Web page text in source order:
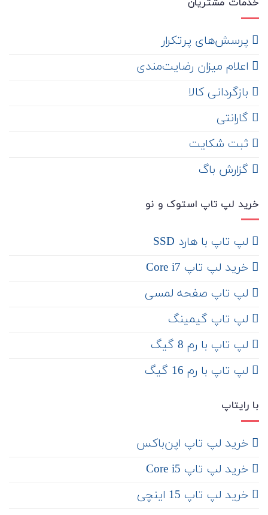
خدمات مشتریان
‌ پرسش‌های پرتکرار
اعلام میزان رضایت‌مندی
‌ بازگردانی کالا
گارانتی
ثبت شکایت
‌ گزارش باگ
خرید لپ تاپ استوک و نو
لپ تاپ با هارد SSD
خرید لپ تاپ Core i7
لپ تاپ صفحه لمسی
لپ تاپ گیمینگ
لپ تاپ با رم 8 گیگ
لپ تاپ با رم 16 گیگ
با رایتاپ
‌ خرید لپ تاپ اپن‌باکس
خرید لپ تاپ Core i5
‌‌ خرید لپ تاپ 15 اینچی